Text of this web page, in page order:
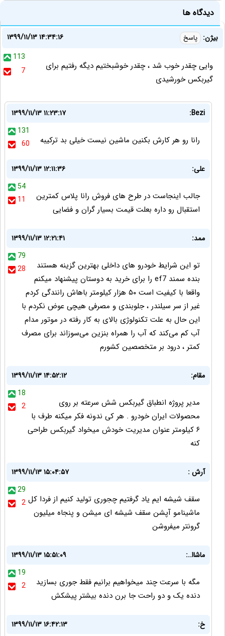
دیدگاه ها
بیژن: پاسخ
۱۳۹۹/۱۱/۱۳ ۱۴:۳۴:۱۶
113
7
وایی چقدر خوب شد ، چقدر خوشبختیم دیگه رفتیم برای
گیربکس خورشیدی
Bezi:
۱۳۹۹/۱۱/۱۳ ۱۱:۲۳:۱۷
131
60
رانا رو هر کارش بکنین ماشین نیست خیلی بد ترکیبه
علی:
۱۳۹۹/۱۱/۱۳ ۱۲:۱۱:۳۶
54
11
جالب اینجاست در طرح های فروش رانا پلاس کمترین
استقبال رو داره بعلت قیمت بسیار گران و فضایی
ممد:
۱۳۹۹/۱۱/۱۳ ۱۲:۲۱:۴۱
79
28
تو این شرایط خودرو های داخلی بهترین گزینه هستند
بنده سمند ef7 را برای خرید به دوستان پیشنهاد میکنم
واقعا با کیفیت است ۵۰ هزار کیلومتر باهاش رانندگی کردم
غیر از سر سیلندر ، جلوبندی و مصرفی هیچی عوض نکردم با
این حال به علت تکنولوژی بالای به کار رفته در موتور مدام
آب کم می‌کند که آب را همراه بنزین می‌سوزاند برای مصرف
کمتر ، درود بر متخصصین کشورم
مقام:
۱۳۹۹/۱۱/۱۳ ۱۴:۵۲:۱۲
18
2
مدیر پروژه انطباق گیربکس شش سرعته بر روی
محصولات ایران خودرو . هر کی ندونه فکر میکنه طرف با
۶ کیلومتر عنوان مدیریت خودش میخواد گیربکس طراحی
کنه
آرش :
۱۳۹۹/۱۱/۱۳ ۱۵:۰۴:۵۷
29
2 سقف شیشه ایم یاد گرفتیم چجوری تولید کنیم از فردا کل
ماشینامو آپشن سقف شیشه ای میشن و پنجاه میلیون
گرونتر میفروشن
ماشاا..:
۱۳۹۹/۱۱/۱۳ ۱۵:۵۱:۰۹
19
2
مگه با سرعت چند میخواهیم برانیم فقط جوری بسازید
دنده یک و دو راحت جا برن دنده بیشتر پیشکش
خ:
۱۳۹۹/۱۱/۱۳ ۱۶:۴۲:۱۳